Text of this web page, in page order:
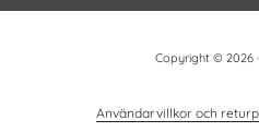
Copyright © 2026
Användarvillkor och